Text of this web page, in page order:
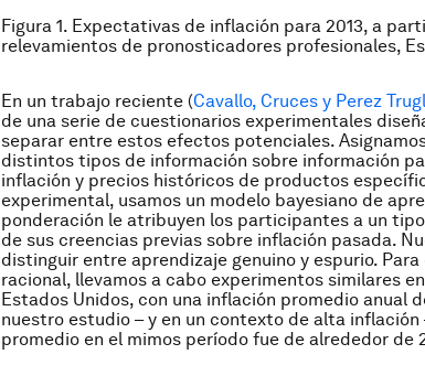
Figura 1. Expectativas de inflación para 2013, a
relevamientos de pronosticadores profesionales,
En un trabajo reciente (Cavallo, Cruces y Perez
de una serie de cuestionarios experimentales
separar entre estos efectos potenciales.
distintos tipos de información sobre información
inflación y precios históricos de productos
experimental, usamos un modelo bayesiano de
ponderación le atribuyen los participantes a un
de sus creencias previas sobre inflación pasada.
distinguir entre aprendizaje genuino y espurio.
racional, llevamos a cabo experimentos similares
Estados Unidos, con una inflación promedio anual
nuestro estudio – y en un contexto de alta
promedio en el mimos período fue de alrededor de